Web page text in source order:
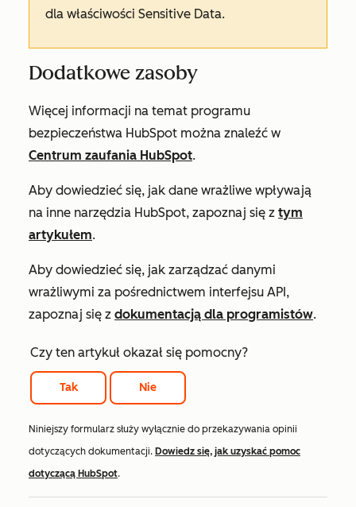
dla właściwości Sensitive Data.
Dodatkowe zasoby
Więcej informacji na temat programu
bezpieczeństwa HubSpot można znaleźć w
Centrum zaufania HubSpot.
Aby dowiedzieć się, jak dane wrażliwe wpływają
na inne narzędzia HubSpot, zapoznaj się z tym
artykułem.
Aby dowiedzieć się, jak zarządzać danymi
wrażliwymi za pośrednictwem interfejsu API,
zapoznaj się z dokumentacją dla programistów.
Czy ten artykuł okazał się pomocny?
Tak Nie
Niniejszy formularz służy wyłącznie do przekazywania opinii
dotyczących dokumentacji. Dowiedz się, jak uzyskać pomoc
dotyczącą HubSpot.